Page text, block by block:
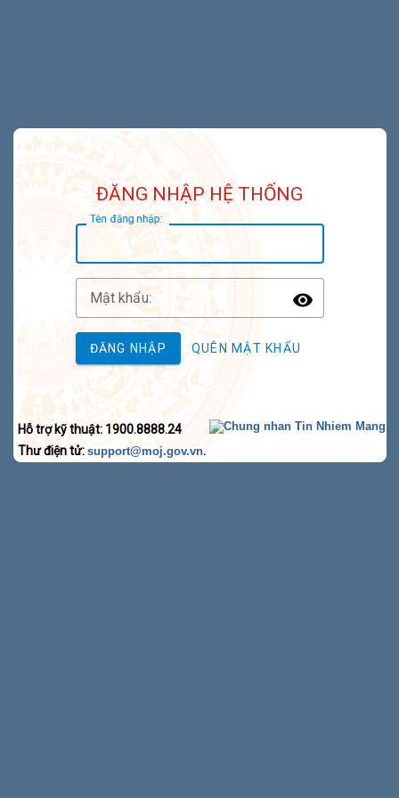
ĐĂNG NHẬP HỆ THỐNG
Tên đăng nhập:
Mật khẩu:
Toggle
ĐĂNG NHẬP QUÊN MẬT KHẨU
Hỗ trợ kỹ thuật: 1900.8888.24
Thư điện tử: support@moj.gov.vn.